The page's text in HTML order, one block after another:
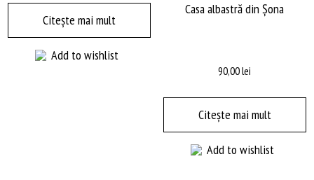
Citește mai mult
Add to wishlist
Casa albastră din Șona
90,00lei
Citește mai mult
Add to wishlist